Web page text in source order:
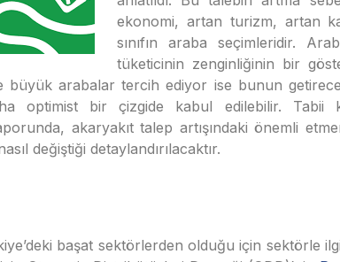
ekonomi, artan turizm, artan
sınıfın araba seçimleridir.
tüketicinin zenginliğinin bir
büyük arabalar tercih ediyor ise bunun
optimist bir çizgide kabul edilebilir. Tabii
akaryakıt talep artışındaki önemli
değiştiği detaylandırılacaktır.
başat sektörlerden olduğu için sektörle